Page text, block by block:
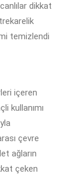
dikkat
temizlendi
içeren
kullanımı
çevre
ağların
çeken